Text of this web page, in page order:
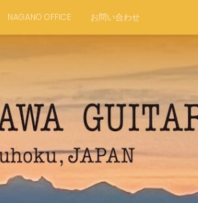
NAGANO OFFICE お問い合わせ